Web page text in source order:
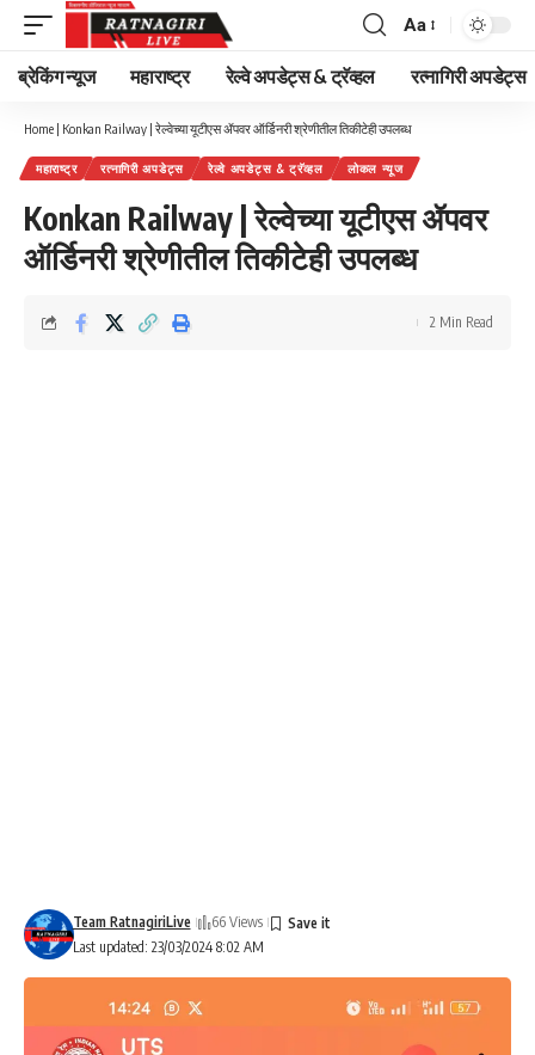
Font
Resizer
Aa
ब्रेकिंग न्यूज महाराष्ट्र रेल्वे अपडेट्स & ट्रॅव्हल रत्नागिरी अपडेट्स
Home | Konkan Railway | रेल्वेच्या यूटीएस ॲपवर ऑर्डिनरी श्रेणीतील तिकीटेही उपलब्ध
महाराष्ट्र रत्नागिरी अपडेट्स रेल्वे अपडेट्स & ट्रॅव्हल लोकल न्यूज
Konkan Railway | रेल्वेच्या यूटीएस ॲपवर
ऑर्डिनरी श्रेणीतील तिकीटेही उपलब्ध
Last updated: 23/03/2024 8:02 AM
Team RatnagiriLive 66 Views
2 Min Read